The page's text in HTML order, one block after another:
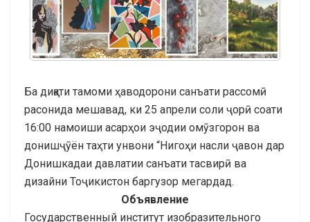
Ба диқати тамоми ҳаводорони санъати рассомӣ
расонида мешавад, ки 25 апрели соли ҷорӣ соати
16:00 намоиши асарҳои эҷодии омӯзгорон ва
донишҷӯён таҳти унвони “Нигоҳи насли ҷавон дар
Донишкадаи давлатии санъати тасвирӣ ва
дизайни Тоҷикистон баргузор мегардад.
Объявление
Государственный институт изобразительного